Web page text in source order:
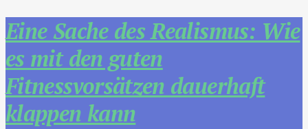
Eine Sache des Realismus: Wie
es mit den guten
Fitnessvorsätzen dauerhaft
klappen kann